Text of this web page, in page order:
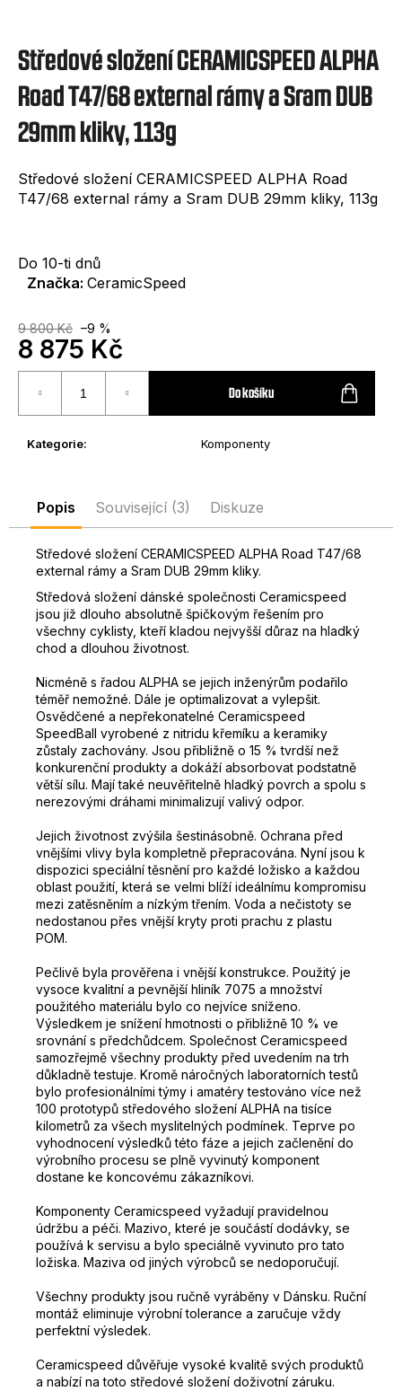
Středové složení CERAMICSPEED ALPHA
Road T47/68 external rámy a Sram DUB
29mm kliky, 113g
Středové složení CERAMICSPEED ALPHA Road
T47/68 external rámy a Sram DUB 29mm kliky, 113g
Do 10-ti dnů
Značka: CeramicSpeed
9 800 Kč –9 %
8 875 Kč
Měrná
cena:
Do košíku
Kategorie: Komponenty
Popis Související (3) Diskuze
Středové složení CERAMICSPEED ALPHA Road T47/68
external rámy a Sram DUB 29mm kliky.
Středová složení dánské společnosti Ceramicspeed
jsou již dlouho absolutně špičkovým řešením pro
všechny cyklisty, kteří kladou nejvyšší důraz na hladký
chod a dlouhou životnost.
Nicméně s řadou ALPHA se jejich inženýrům podařilo
téměř nemožné. Dále je optimalizovat a vylepšit.
Osvědčené a nepřekonatelné Ceramicspeed
SpeedBall vyrobené z nitridu křemíku a keramiky
zůstaly zachovány. Jsou přibližně o 15 % tvrdší než
konkurenční produkty a dokáží absorbovat podstatně
větší sílu. Mají také neuvěřitelně hladký povrch a spolu s
nerezovými dráhami minimalizují valivý odpor.
Jejich životnost zvýšila šestinásobně. Ochrana před
vnějšími vlivy byla kompletně přepracována. Nyní jsou k
dispozici speciální těsnění pro každé ložisko a každou
oblast použití, která se velmi blíží ideálnímu kompromisu
mezi zatěsněním a nízkým třením. Voda a nečistoty se
nedostanou přes vnější kryty proti prachu z plastu
POM.
Pečlivě byla prověřena i vnější konstrukce. Použitý je
vysoce kvalitní a pevnější hliník 7075 a množství
použitého materiálu bylo co nejvíce sníženo.
Výsledkem je snížení hmotnosti o přibližně 10 % ve
srovnání s předchůdcem. Společnost Ceramicspeed
samozřejmě všechny produkty před uvedením na trh
důkladně testuje. Kromě náročných laboratorních testů
bylo profesionálními týmy i amatéry testováno více než
100 prototypů středového složení ALPHA na tisíce
kilometrů za všech myslitelných podmínek. Teprve po
vyhodnocení výsledků této fáze a jejich začlenění do
výrobního procesu se plně vyvinutý komponent
dostane ke koncovému zákazníkovi.
Komponenty Ceramicspeed vyžadují pravidelnou
údržbu a péči. Mazivo, které je součástí dodávky, se
používá k servisu a bylo speciálně vyvinuto pro tato
ložiska. Maziva od jiných výrobců se nedoporučují.
Všechny produkty jsou ručně vyráběny v Dánsku. Ruční
montáž eliminuje výrobní tolerance a zaručuje vždy
perfektní výsledek.
Ceramicspeed důvěřuje vysoké kvalitě svých produktů
a nabízí na toto středové složení doživotní záruku.
e
n
a
í
t
u